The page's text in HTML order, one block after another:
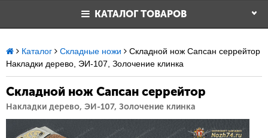
КАТАЛОГ ТОВАРОВ
Каталог Складные ножи
Складной нож Сапсан серрейтор
Накладки дерево, ЭИ-107, Золочение клинка
Складной нож Сапсан серрейтор
Накладки дерево, ЭИ-107, Золочение клинка